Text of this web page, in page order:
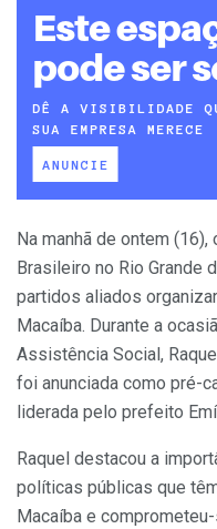
Na manhã de ontem
Brasileiro no Rio Grande
partidos aliados
Macaíba. Durante a
Assistência Social,
foi anunciada como pré-
liderada pelo prefeito
Raquel destacou a
políticas públicas que
Macaíba e